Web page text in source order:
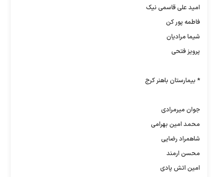
امید علی قاسمی نیک
فاطمه پور کن
شیما مرادیان
پرویز فتحی
* بیمارستان باهنر کرج
جوان میرمرادی
محمد امین بهرامی
شاهمراد رضایی
محسن ارمند
امین اتش پادی